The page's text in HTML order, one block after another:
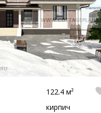
122.4 м²
кирпич